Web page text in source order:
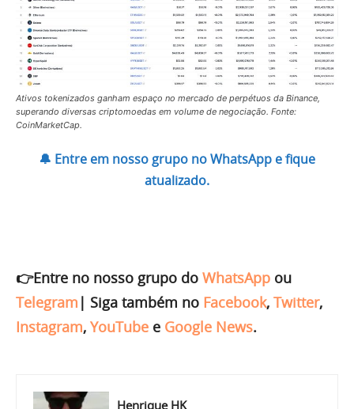
Ativos tokenizados ganham espaço no mercado de perpétuos da Binance,
superando diversas criptomoedas em volume de negociação. Fonte:
CoinMarketCap.
🔔 Entre em nosso grupo no WhatsApp e fique
atualizado.
👉Entre no nosso grupo do WhatsApp ou
Telegram | Siga também no Facebook, Twitter,
Instagram, YouTube e Google News.
Henrique HK